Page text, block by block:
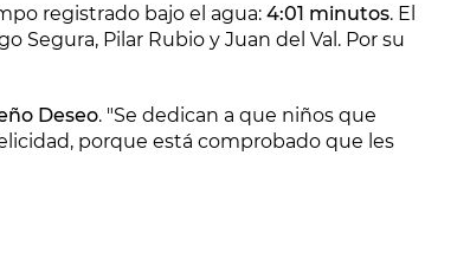
registrado bajo el agua: 4:01 minutos. El
Segura, Pilar Rubio y Juan del Val. Por su
Deseo. "Se dedican a que niños que
porque está comprobado que les